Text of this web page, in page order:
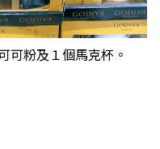
粉及１個馬克杯。